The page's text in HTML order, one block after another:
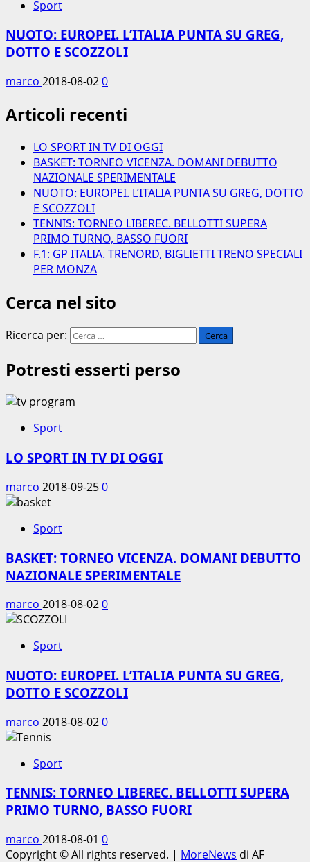
Sport
NUOTO: EUROPEI. L’ITALIA PUNTA SU GREG,
DOTTO E SCOZZOLI
marco 2018-08-020
Articoli recenti
LO SPORT IN TV DI OGGI
BASKET: TORNEO VICENZA. DOMANI DEBUTTO
NAZIONALE SPERIMENTALE
NUOTO: EUROPEI. L’ITALIA PUNTA SU GREG, DOTTO
E SCOZZOLI
TENNIS: TORNEO LIBEREC. BELLOTTI SUPERA
PRIMO TURNO, BASSO FUORI
F.1: GP ITALIA. TRENORD, BIGLIETTI TRENO SPECIALI
PER MONZA
Cerca nel sito
Ricerca per:
Potresti esserti perso
Sport
LO SPORT IN TV DI OGGI
marco 2018-09-250
Sport
BASKET: TORNEO VICENZA. DOMANI DEBUTTO
NAZIONALE SPERIMENTALE
marco 2018-08-020
Sport
NUOTO: EUROPEI. L’ITALIA PUNTA SU GREG,
DOTTO E SCOZZOLI
marco 2018-08-020
Sport
TENNIS: TORNEO LIBEREC. BELLOTTI SUPERA
PRIMO TURNO, BASSO FUORI
marco 2018-08-01 0
Copyright © All rights reserved. | MoreNews di AF